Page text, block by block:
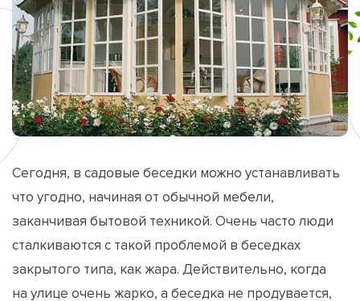
Сегодня, в садовые беседки можно устанавливать
что угодно, начиная от обычной мебели,
заканчивая бытовой техникой. Очень часто люди
сталкиваются с такой проблемой в беседках
закрытого типа, как жара. Действительно, когда
на улице очень жарко, а беседка не продувается,